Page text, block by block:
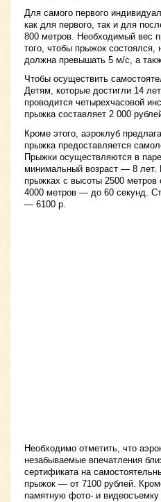
Для самого первого
как для первого, так и для
800 метров. Необходимый вес
того, чтобы прыжок
должна превышать 5 м/с, а
Чтобы осуществить
Детям, которые достигли 14
проводится четырехчасовой
прыжка составляет 2 000
Кроме этого, аэроклуб
прыжка предоставляется
Прыжки осуществляются в
минимальный возраст — 8 лет.
прыжках с высоты 2500 метров
4000 метров — до 60 секунд.
— 6100 р.
Необходимо отметить, что
незабываемые впечатления
сертификата на
прыжок — от 7100 рублей.
памятную фото- и видеосъемку